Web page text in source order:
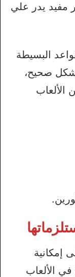
مفيد يدر علي
البسيطة
صحيح،
إمكانية
الألعاب